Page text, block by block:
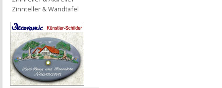
Zinnteller & Wandtafel